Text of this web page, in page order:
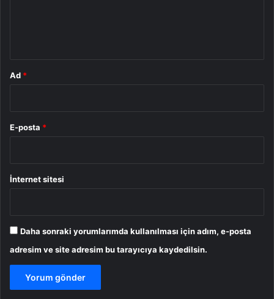
Ad *
E-posta *
İnternet sitesi
Daha sonraki yorumlarımda kullanılması için adım, e-posta
adresim ve site adresim bu tarayıcıya kaydedilsin.